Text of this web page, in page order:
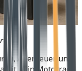
Abenteuer und